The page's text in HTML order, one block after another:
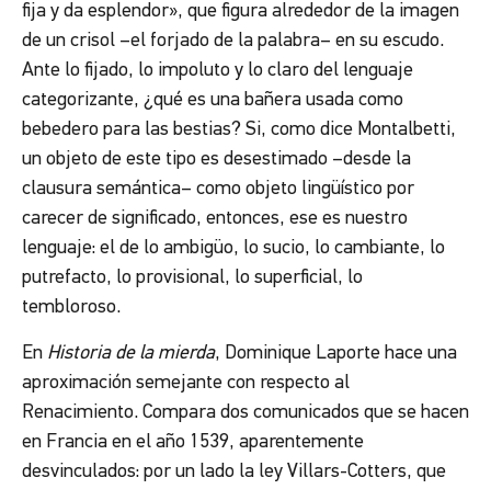
fija y da esplendor», que figura alrededor de la imagen
de un crisol –el forjado de la palabra– en su escudo.
Ante lo fijado, lo impoluto y lo claro del lenguaje
categorizante, ¿qué es una bañera usada como
bebedero para las bestias? Si, como dice Montalbetti,
un objeto de este tipo es desestimado –desde la
clausura semántica– como objeto lingüístico por
carecer de significado, entonces, ese es nuestro
lenguaje: el de lo ambigüo, lo sucio, lo cambiante, lo
putrefacto, lo provisional, lo superficial, lo
tembloroso.
En Historia de la mierda, Dominique Laporte hace una
aproximación semejante con respecto al
Renacimiento. Compara dos comunicados que se hacen
en Francia en el año 1539, aparentemente
desvinculados: por un lado la ley Villars-Cotters, que